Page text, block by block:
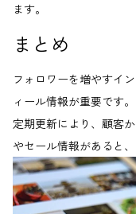
ます。
まとめ
フォロワーを増やすイ
ィール情報が重要です。
定期更新により、顧客
やセール情報があると